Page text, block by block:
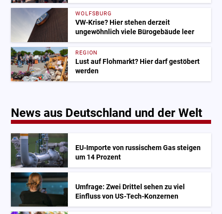
WOLFSBURG
VW-Krise? Hier stehen derzeit
ungewöhnlich viele Bürogebäude leer
REGION
Lust auf Flohmarkt? Hier darf gestöbert
werden
News aus Deutschland und der Welt
EU-Importe von russischem Gas steigen
um 14 Prozent
Umfrage: Zwei Drittel sehen zu viel
Einfluss von US-Tech-Konzernen